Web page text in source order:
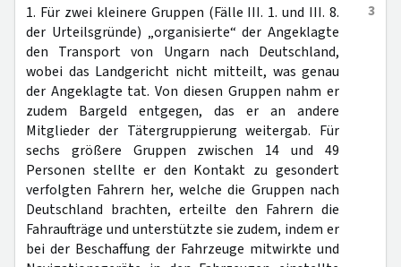
3
1. Für zwei kleinere Gruppen (Fälle III. 1. und III. 8.
der Urteilsgründe) „organisierte“ der Angeklagte
den Transport von Ungarn nach Deutschland,
wobei das Landgericht nicht mitteilt, was genau
der Angeklagte tat. Von diesen Gruppen nahm er
zudem Bargeld entgegen, das er an andere
Mitglieder der Tätergruppierung weitergab. Für
sechs größere Gruppen zwischen 14 und 49
Personen stellte er den Kontakt zu gesondert
verfolgten Fahrern her, welche die Gruppen nach
Deutschland brachten, erteilte den Fahrern die
Fahraufträge und unterstützte sie zudem, indem er
bei der Beschaffung der Fahrzeuge mitwirkte und